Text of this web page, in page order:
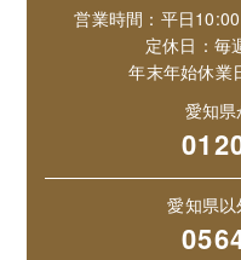
営業時間：平日
定休日：毎
年末年始休業
愛知
愛知県